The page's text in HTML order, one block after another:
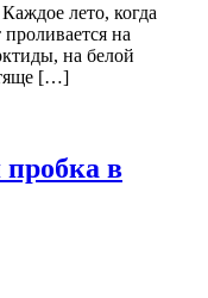
лето, когда
на
на белой
[…]
пробка в